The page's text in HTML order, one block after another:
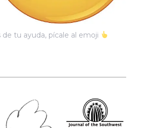
tu ayuda, pícale al emoji